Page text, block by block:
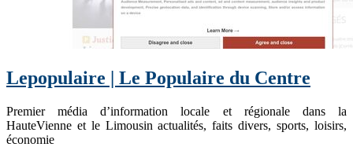
Lepopulaire | Le Populaire du Centre
Premier média d’information locale et régionale dans la
HauteVienne et le Limousin actualités, faits divers, sports, loisirs,
économie